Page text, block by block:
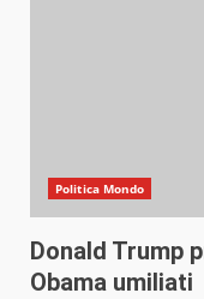
Politica Mondo
Donald Trump
Obama umiliati